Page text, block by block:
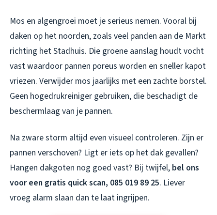
Mos en algengroei moet je serieus nemen. Vooral bij
daken op het noorden, zoals veel panden aan de Markt
richting het Stadhuis. Die groene aanslag houdt vocht
vast waardoor pannen poreus worden en sneller kapot
vriezen. Verwijder mos jaarlijks met een zachte borstel.
Geen hogedrukreiniger gebruiken, die beschadigt de
beschermlaag van je pannen.
Na zware storm altijd even visueel controleren. Zijn er
pannen verschoven? Ligt er iets op het dak gevallen?
Hangen dakgoten nog goed vast? Bij twijfel, bel ons
voor een gratis quick scan, 085 019 89 25. Liever
vroeg alarm slaan dan te laat ingrijpen.